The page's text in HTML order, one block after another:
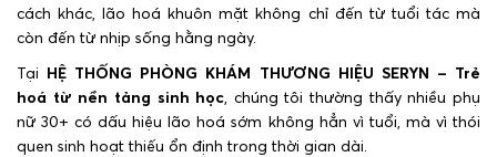
cách khác, lão hoá khuôn mặt không chỉ đến từ tuổi tác mà
còn đến từ nhịp sống hằng ngày.
Tại HỆ THỐNG PHÒNG KHÁM THƯƠNG HIỆU SERYN – Trẻ
hoá từ nền tảng sinh học, chúng tôi thường thấy nhiều phụ
nữ 30+ có dấu hiệu lão hoá sớm không hẳn vì tuổi, mà vì thói
quen sinh hoạt thiếu ổn định trong thời gian dài.